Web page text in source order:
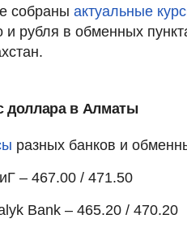
собраны актуальные
и рубля в обменных
доллара в Алматы
разных банков и
– 467.00 / 471.50
Bank – 465.20 / 470.20